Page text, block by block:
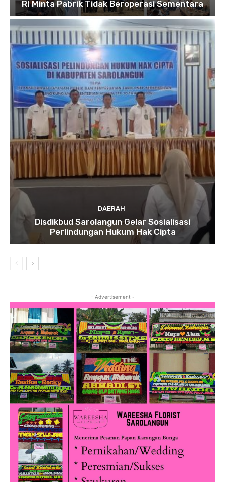
RI Minta Pabrik Tidak Beroperasi Sementara
DAERAH
Disdikbud Sarolangun Gelar Sosialisasi
Perlindungan Hukum Hak Cipta
- Advertisement -